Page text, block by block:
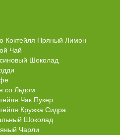
Коктейля Пряный Лимон
Чай
Шоколад
со Льдом
Чак Пукер
Кружка Сидра
Шоколад
Чарли